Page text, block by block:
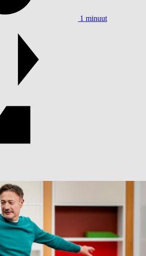
1 minuut